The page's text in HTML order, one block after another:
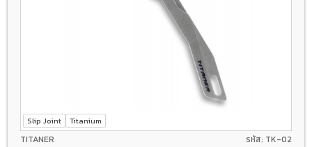
Slip Joint Titanium
TITANER รหัส: TK-02